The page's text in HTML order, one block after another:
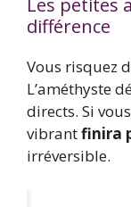
Les petites
différence
Vous risquez
L’améthyste
directs. Si
vibrantfinira
irréversible.